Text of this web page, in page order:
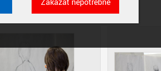
pro správné